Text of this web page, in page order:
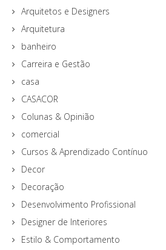
Arquitetos e Designers
Arquitetura
banheiro
Carreira e Gestão
casa
CASACOR
Colunas & Opinião
comercial
Cursos & Aprendizado Contínuo
Decor
Decoração
Desenvolvimento Profissional
Designer de Interiores
Estilo & Comportamento